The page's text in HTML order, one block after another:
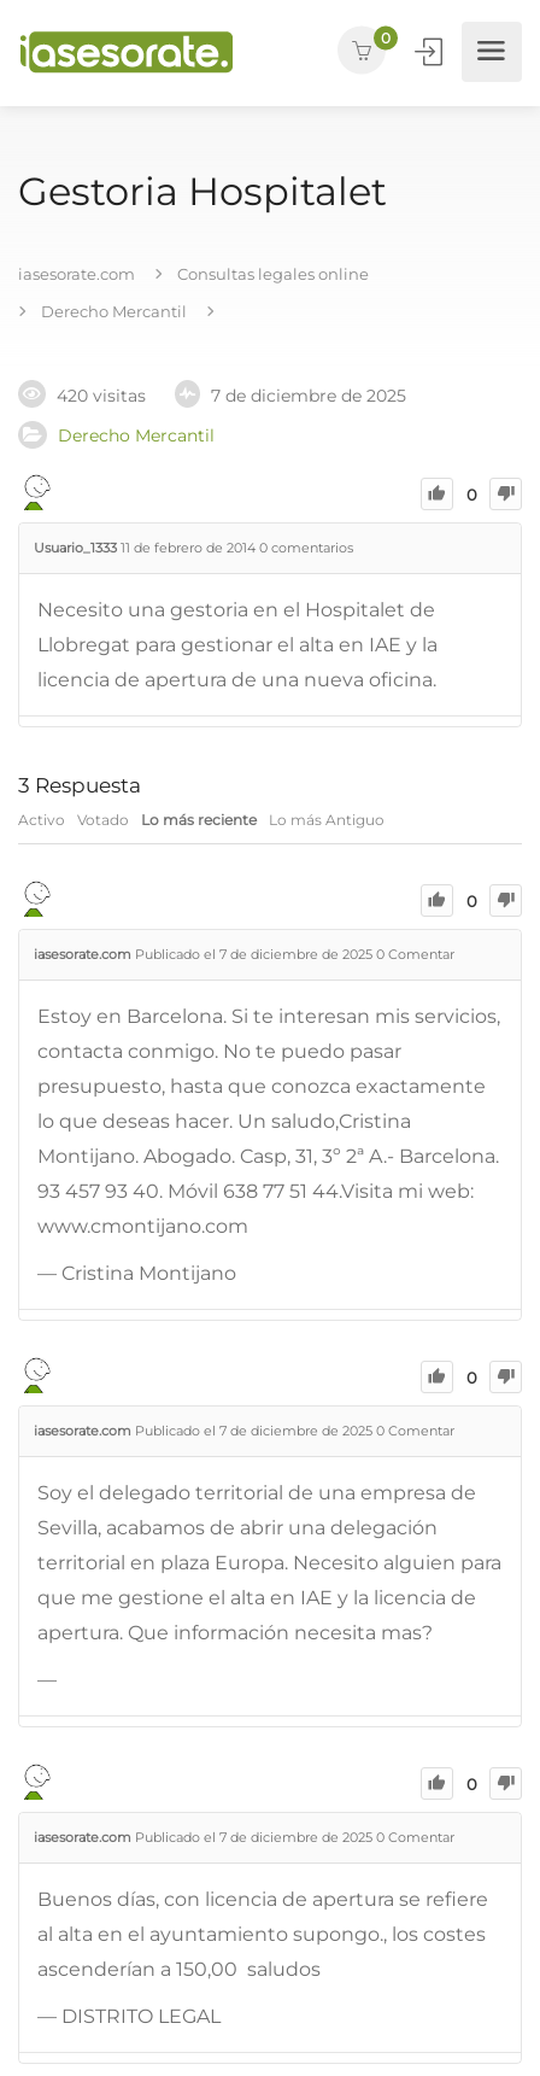
0
Gestoria Hospitalet
iasesorate.com
Consultas legales online
Derecho Mercantil
420 visitas
7 de diciembre de 2025
Derecho Mercantil
0
Usuario_1333 11 de febrero de 2014 0 comentarios
Necesito una gestoria en el Hospitalet de
Llobregat para gestionar el alta en IAE y la
licencia de apertura de una nueva oficina.
3 Respuesta
Activo Votado Lo más reciente Lo más Antiguo
0
iasesorate.com Publicado el 7 de diciembre de 2025 0 Comentar
Estoy en Barcelona. Si te interesan mis servicios,
contacta conmigo. No te puedo pasar
presupuesto, hasta que conozca exactamente
lo que deseas hacer. Un saludo,Cristina
Montijano. Abogado. Casp, 31, 3º 2ª A.- Barcelona.
93 457 93 40. Móvil 638 77 51 44.Visita mi web:
www.cmontijano.com
— Cristina Montijano
0
iasesorate.com Publicado el 7 de diciembre de 2025 0 Comentar
Soy el delegado territorial de una empresa de
Sevilla, acabamos de abrir una delegación
territorial en plaza Europa. Necesito alguien para
que me gestione el alta en IAE y la licencia de
apertura. Que información necesita mas?
—
0
iasesorate.com Publicado el 7 de diciembre de 2025 0 Comentar
Buenos días, con licencia de apertura se refiere
al alta en el ayuntamiento supongo., los costes
ascenderían a 150,00  saludos
— DISTRITO LEGAL